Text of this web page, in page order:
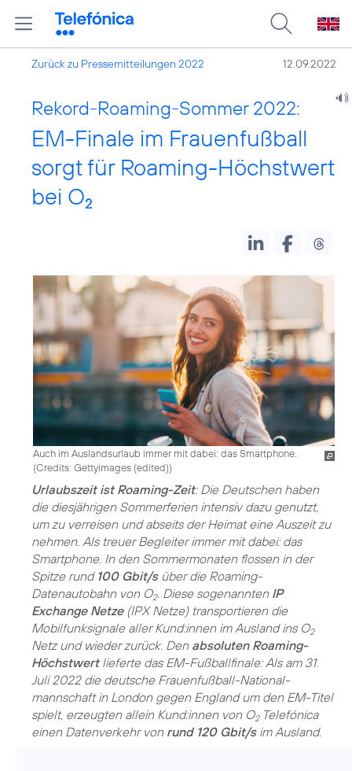
Zurück zu Pressemitteilungen 2022 12.09.2022
Rekord-Roaming-Sommer 2022:
EM-Finale im Frauenfußball
sorgt für Roaming-Höchstwert
bei O2
Auch im Auslandsurlaub immer mit dabei: das Smartphone.
(Credits: Gettyimages (edited))
Urlaubszeit ist Roaming-Zeit: Die Deutschen haben
die diesjährigen Sommerferien intensiv dazu genutzt,
um zu verreisen und abseits der Heimat eine Auszeit zu
nehmen. Als treuer Begleiter immer mit dabei: das
Smartphone. In den Sommermonaten flossen in der
Spitze rund 100 Gbit/süber die Roaming-
Datenautobahn von O2. Diese sogenannten IP
Exchange Netze(IPX Netze) transportieren die
Mobilfunksignale aller Kund:innen im Ausland ins O2
Netz und wieder zurück. Den absoluten Roaming-
Höchstwertlieferte das EM-Fußballfinale: Als am 31.
Juli 2022 die deutsche Frauenfußball-National­
mannschaft in London gegen England um den EM-Titel
spielt, erzeugten allein Kund:innen von O2Telefónica
einen Datenverkehr von rund 120 Gbit/sim Ausland.